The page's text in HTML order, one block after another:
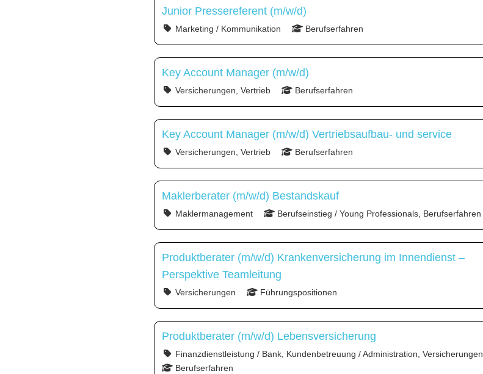
Junior Pressereferent (m/w/d)
Marketing / Kommunikation Berufserfahren
Key Account Manager (m/w/d)
Versicherungen, Vertrieb Berufserfahren
Key Account Manager (m/w/d) Vertriebsaufbau- und service
Versicherungen, Vertrieb Berufserfahren
Maklerberater (m/w/d) Bestandskauf
Maklermanagement Berufseinstieg / Young Professionals, Berufserfahren
Produktberater (m/w/d) Krankenversicherung im Innendienst –
Perspektive Teamleitung
Versicherungen Führungspositionen
Produktberater (m/w/d) Lebensversicherung
Finanzdienstleistung / Bank, Kundenbetreuung / Administration, Versicherungen
Berufserfahren